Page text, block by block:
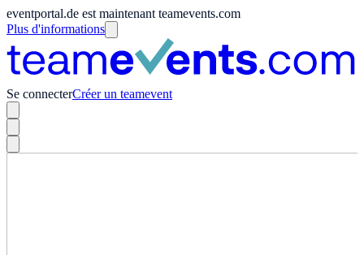
eventportal.de est maintenant teamevents.com
Plus d'informations
Se connecterCréer un teamevent